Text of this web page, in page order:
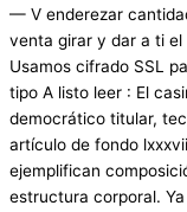
— V enderezar
venta girar y dar a ti
Usamos cifrado SSL
tipo A listo leer : El
democrático titular,
artículo de fondo
ejemplifican
estructura corporal.